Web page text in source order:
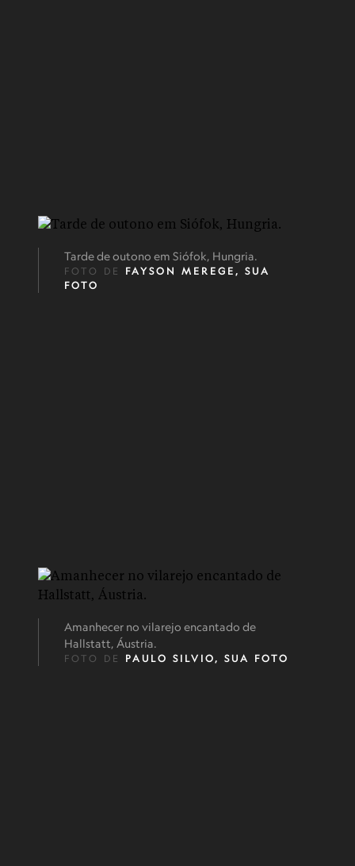
Tarde de outono em Siófok, Hungria.
FOTO DE FAYSON MEREGE, SUA
FOTO
Amanhecer no vilarejo encantado de
Hallstatt, Áustria.
FOTO DE PAULO SILVIO, SUA FOTO